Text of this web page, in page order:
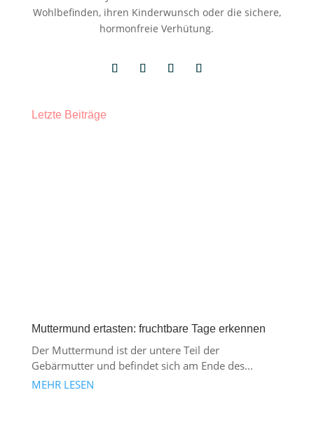
Wohlbefinden, ihren Kinderwunsch oder die sichere,
hormonfreie Verhütung.
Letzte Beiträge
Muttermund ertasten: fruchtbare Tage erkennen
Der Muttermund ist der untere Teil der
Gebärmutter und befindet sich am Ende des...
MEHR LESEN